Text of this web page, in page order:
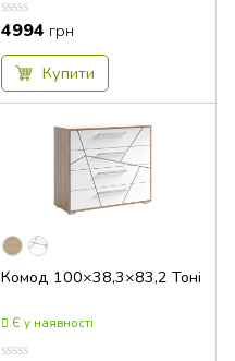
Оцінка
0.00
з
4994 грн
Купити
Комод 100×38,3×83,2 Тоні
Є у наявності